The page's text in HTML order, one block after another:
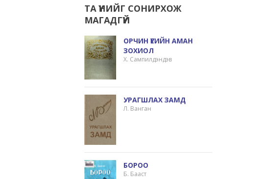
ТА ҮҮНИЙГ СОНИРХОЖ
МАГАДГҮЙ
ОРЧИН ҮЕИЙН АМАН
ЗОХИОЛ
Х. Сампилдэндэв
УРАГШЛАХ ЗАМД
Л. Ванган
БОРОО
Б. Бааст